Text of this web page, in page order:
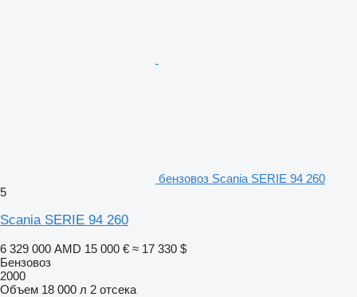
бензовоз Scania SERIE 94 260
5
Scania SERIE 94 260
6 329 000 AMD 15 000 € ≈ 17 330 $
Бензовоз
2000
Объем 18 000 л 2 отсека